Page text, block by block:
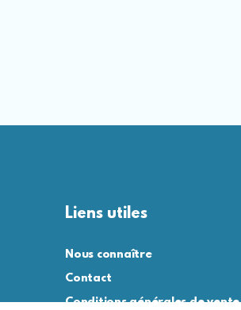
Liens utiles
Nous connaître
Contact
Conditions générales de vente